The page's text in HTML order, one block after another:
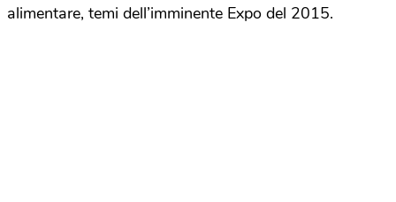
alimentare, temi dell’imminente Expo del 2015.